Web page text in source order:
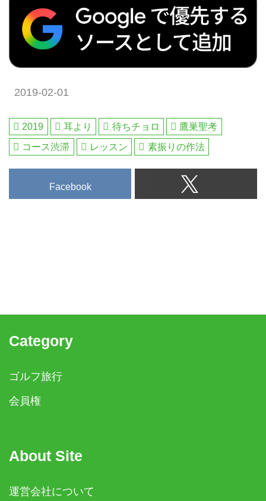
2019-02-01
2019 耳より 待ちチョロ
鷹巣聖考
コース渋滞
レッスン 素振りの作法
Facebook
Category
ゴルフ旅行
会員権
About Site
運営会社について